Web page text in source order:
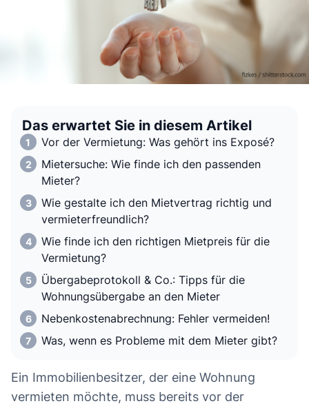
Das erwartet Sie in diesem Artikel
Vor der Vermietung: Was gehört ins Exposé?
Mietersuche: Wie finde ich den passenden
Mieter?
Wie gestalte ich den Mietvertrag richtig und
vermieterfreundlich?
Wie finde ich den richtigen Mietpreis für die
Vermietung?
Übergabeprotokoll & Co.: Tipps für die
Wohnungsübergabe an den Mieter
Nebenkostenabrechnung: Fehler vermeiden!
Was, wenn es Probleme mit dem Mieter gibt?
Ein Immobilienbesitzer, der eine Wohnung
vermieten möchte, muss bereits vor der